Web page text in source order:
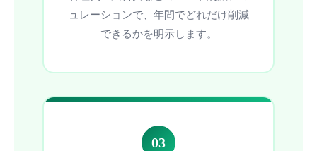
ュレーションで、年間でどれだけ削減
できるかを明示します。
03